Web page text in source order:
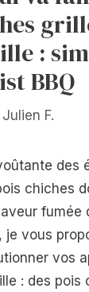
:
BBQ
Julien F.
des
chiches
fumée
je vous
vos
: des pois